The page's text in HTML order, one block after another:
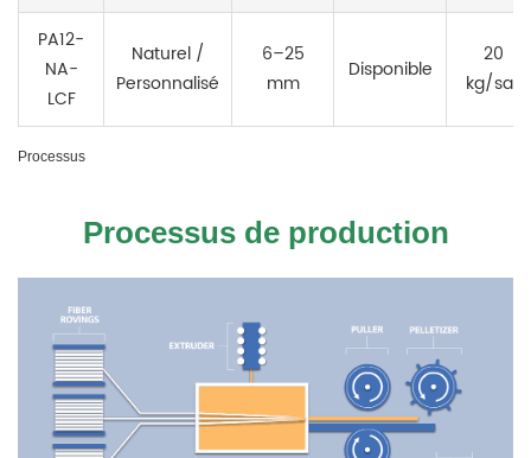
PA12-
NA-
LCF
Naturel /
Personnalisé
6–25
mm
Disponible
20
kg/sac
Processus
Processus de production